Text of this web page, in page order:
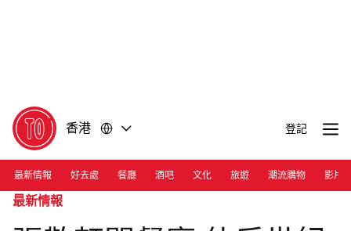
香港 登記
最新情報 好去處 餐廳 酒吧 文化 旅遊 潮流購物 影片
最新情報